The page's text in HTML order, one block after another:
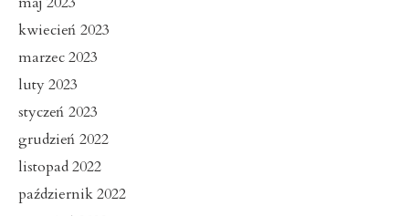
kwiecień 2023
marzec 2023
luty 2023
styczeń 2023
grudzień 2022
listopad 2022
październik 2022